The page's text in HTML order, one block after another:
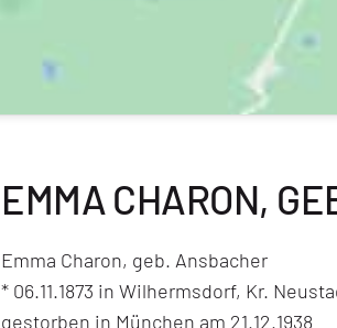
EMMA CHARON,
Emma Charon, geb. Ansbacher
* 06.11.1873 in Wilhermsdorf, Kr.
gestorben in München am 21.12.1938